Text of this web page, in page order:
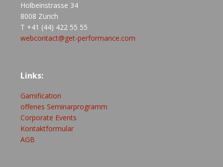
Holbeinstrasse 34
8008 Zürich
T +41 (44) 422 55 55
webcontact@get-performance.com
Links:
Gamification
offenes Seminarprogramm
Corporate Events
Kontaktformular
AGB